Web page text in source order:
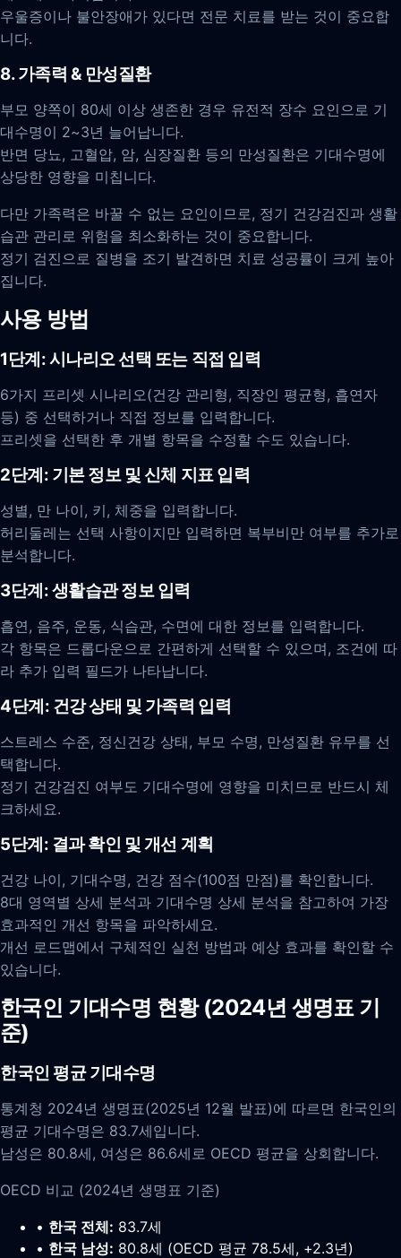
우울증이나 불안장애가 있다면 전문 치료를 받는 것이 중요합
니다.
8. 가족력 & 만성질환
부모 양쪽이 80세 이상 생존한 경우 유전적 장수 요인으로 기
대수명이 2~3년 늘어납니다.
반면 당뇨, 고혈압, 암, 심장질환 등의 만성질환은 기대수명에
상당한 영향을 미칩니다.
다만 가족력은 바꿀 수 없는 요인이므로, 정기 건강검진과 생활
습관 관리로 위험을 최소화하는 것이 중요합니다.
정기 검진으로 질병을 조기 발견하면 치료 성공률이 크게 높아
집니다.
사용 방법
1단계: 시나리오 선택 또는 직접 입력
6가지 프리셋 시나리오(건강 관리형, 직장인 평균형, 흡연자
등) 중 선택하거나 직접 정보를 입력합니다.
프리셋을 선택한 후 개별 항목을 수정할 수도 있습니다.
2단계: 기본 정보 및 신체 지표 입력
성별, 만 나이, 키, 체중을 입력합니다.
허리둘레는 선택 사항이지만 입력하면 복부비만 여부를 추가로
분석합니다.
3단계: 생활습관 정보 입력
흡연, 음주, 운동, 식습관, 수면에 대한 정보를 입력합니다.
각 항목은 드롭다운으로 간편하게 선택할 수 있으며, 조건에 따
라 추가 입력 필드가 나타납니다.
4단계: 건강 상태 및 가족력 입력
스트레스 수준, 정신건강 상태, 부모 수명, 만성질환 유무를 선
택합니다.
정기 건강검진 여부도 기대수명에 영향을 미치므로 반드시 체
크하세요.
5단계: 결과 확인 및 개선 계획
건강 나이, 기대수명, 건강 점수(100점 만점)를 확인합니다.
8대 영역별 상세 분석과 기대수명 상세 분석을 참고하여 가장
효과적인 개선 항목을 파악하세요.
개선 로드맵에서 구체적인 실천 방법과 예상 효과를 확인할 수
있습니다.
한국인 기대수명 현황 (2024년 생명표 기
준)
한국인 평균 기대수명
통계청 2024년 생명표(2025년 12월 발표)에 따르면 한국인의
평균 기대수명은 83.7세입니다.
남성은 80.8세, 여성은 86.6세로 OECD 평균을 상회합니다.
OECD 비교 (2024년 생명표 기준)
• 한국 전체: 83.7세
• 한국 남성: 80.8세 (OECD 평균 78.5세, +2.3년)